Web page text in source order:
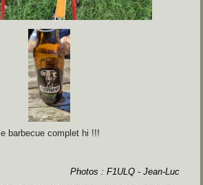
le barbecue complet hi !!!
Photos : F1ULQ - Jean-Luc